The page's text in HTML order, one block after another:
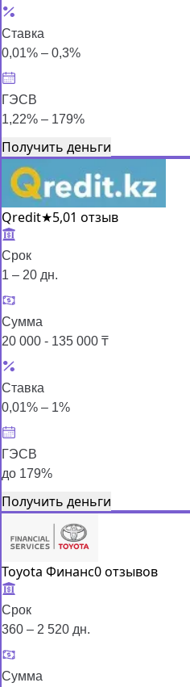
Ставка
0,01% – 0,3%
ГЭСВ
1,22% – 179%
Получить деньги
Qredit★5,01 отзыв
Срок
1 – 20 дн.
Сумма
20 000 - 135 000 ₸
Ставка
0,01% – 1%
ГЭСВ
до 179%
Получить деньги
Toyota Финанс0 отзывов
Срок
360 – 2 520 дн.
Сумма